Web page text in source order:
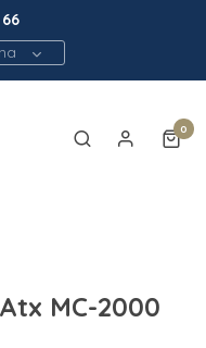
0
MC-2000